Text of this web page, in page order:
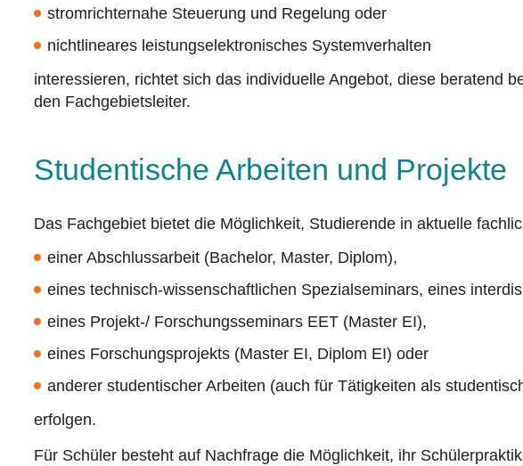
stromrichternahe Steuerung und Regelung oder
nichtlineares leistungselektronisches Systemverhalten
interessieren, richtet sich das individuelle Angebot, diese beratend
den Fachgebietsleiter.
Studentische Arbeiten und Projekte
Das Fachgebiet bietet die Möglichkeit, Studierende in aktuelle
einer Abschlussarbeit (Bachelor, Master, Diplom),
eines technisch-wissenschaftlichen Spezialseminars, eines
eines Projekt-/ Forschungsseminars EET (Master EI),
eines Forschungsprojekts (Master EI, Diplom EI) oder
anderer studentischer Arbeiten (auch für Tätigkeiten als
erfolgen.
Für Schüler besteht auf Nachfrage die Möglichkeit, ihr